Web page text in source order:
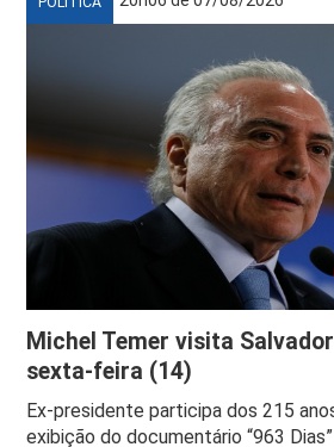
Michel Temer visita
sexta-feira (14)
Ex-presidente participa dos 215
exibição do documentário “963 Dias”